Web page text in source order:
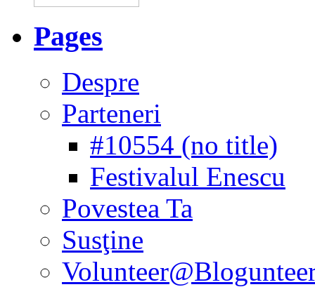
Pages
Despre
Parteneri
#10554 (no title)
Festivalul Enescu
Povestea Ta
Susţine